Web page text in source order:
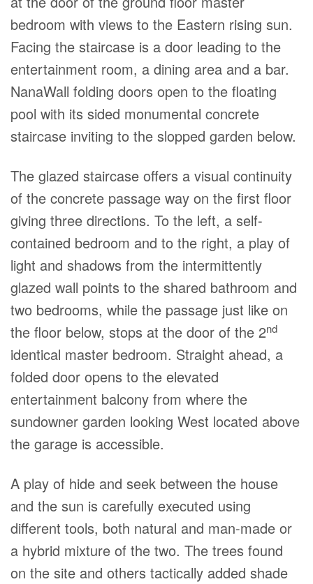
bedroom with views to the Eastern rising sun.
Facing the staircase is a door leading to the
entertainment room, a dining area and a bar.
NanaWall folding doors open to the floating
pool with its sided monumental concrete
staircase inviting to the slopped garden below.
The glazed staircase offers a visual continuity
of the concrete passage way on the first floor
giving three directions. To the left, a self-
contained bedroom and to the right, a play of
light and shadows from the intermittently
glazed wall points to the shared bathroom and
two bedrooms, while the passage just like on
the floor below, stops at the door of the 2nd
identical master bedroom. Straight ahead, a
folded door opens to the elevated
entertainment balcony from where the
sundowner garden looking West located above
the garage is accessible.
A play of hide and seek between the house
and the sun is carefully executed using
different tools, both natural and man-made or
a hybrid mixture of the two. The trees found
on the site and others tactically added shade